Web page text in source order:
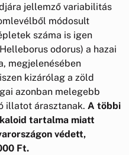
jellemző variabilitás
módosult
száma is igen
odorus) a hazai
megjelenésében
kizárólag a zöld
azonban melegebb
illatot árasztanak. A többi
tartalma miatt
védett,
Ft.